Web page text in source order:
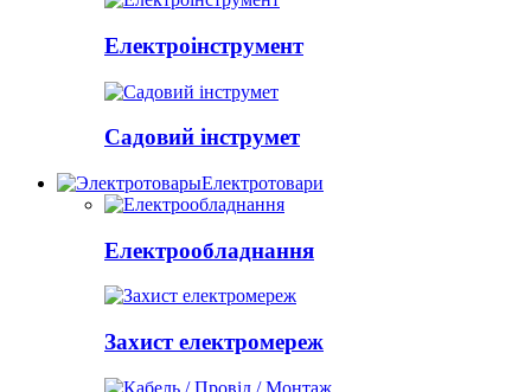
Електроінструмент
Садовий інструмет
Електротовари
Електрообладнання
Захист електромереж